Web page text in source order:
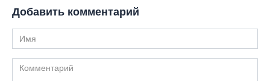
Добавить комментарий
Имя
Комментарий